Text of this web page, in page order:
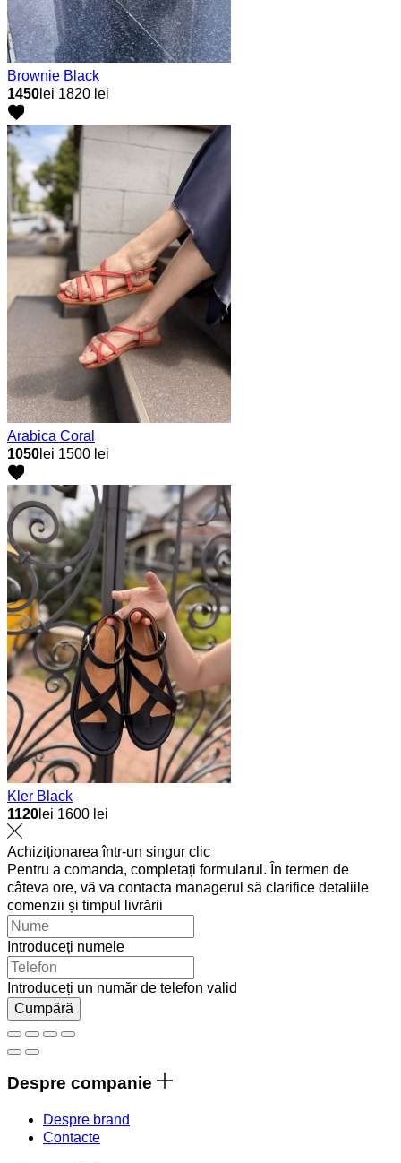
Brownie Black
1450 lei 1820 lei
Arabica Coral
1050 lei 1500 lei
Kler Black
1120 lei 1600 lei
Achiziționarea într-un singur clic
Pentru a comanda, completați formularul. În termen de
câteva ore, vă va contacta managerul să clarifice detaliile
comenzii și timpul livrării
Introduceți numele
Introduceți un număr de telefon valid
Cumpără
Despre companie
Despre brand
Contacte